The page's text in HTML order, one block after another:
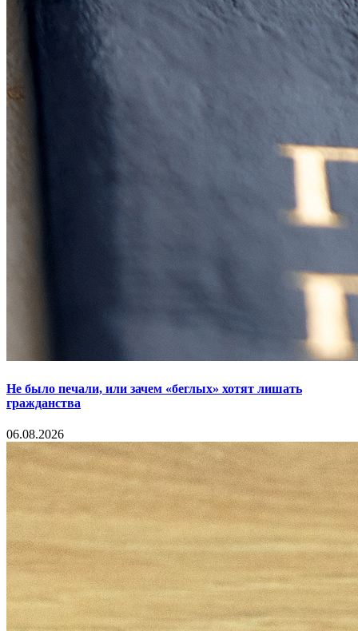
Не было печали, или зачем «беглых» хотят лишать
гражданства
06.08.2026